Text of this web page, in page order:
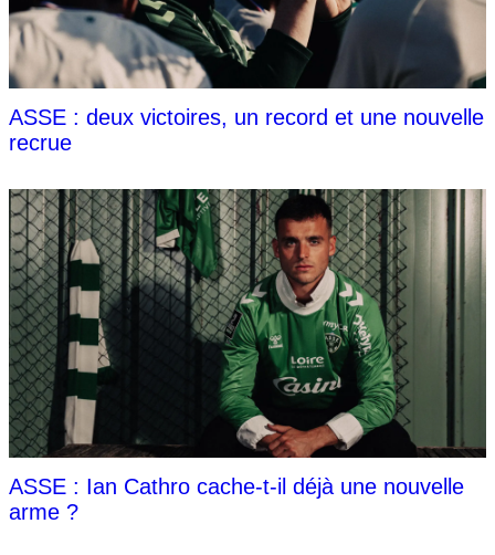
ASSE : deux victoires, un record et une nouvelle
recrue
ASSE : Ian Cathro cache-t-il déjà une nouvelle
arme ?